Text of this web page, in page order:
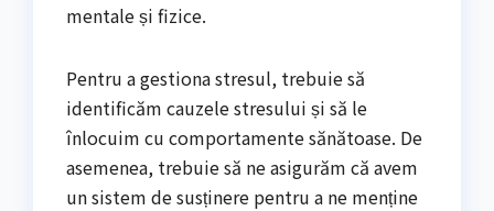
mentale și fizice.
Pentru a gestiona stresul, trebuie să
identificăm cauzele stresului și să le
înlocuim cu comportamente sănătoase. De
asemenea, trebuie să ne asigurăm că avem
un sistem de susținere pentru a ne menține